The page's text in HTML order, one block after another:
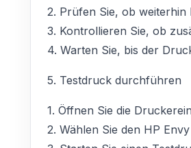
2. Prüfen Sie, ob weiterhin
3. Kontrollieren Sie, ob
4. Warten Sie, bis der
5. Testdruck durchführen
1. Öffnen Sie die
2. Wählen Sie den HP